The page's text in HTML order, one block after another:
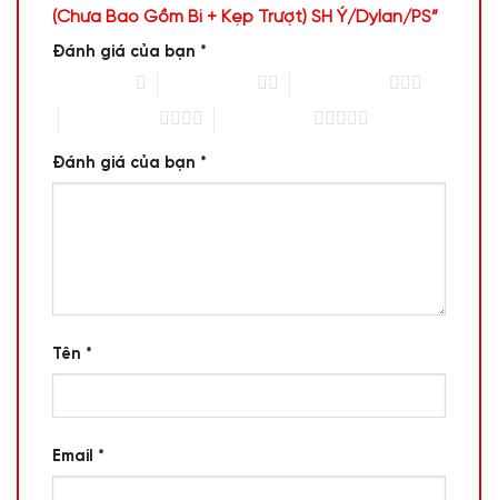
(Chưa Bao Gồm Bi + Kẹp Trượt) SH Ý/Dylan/PS”
Đánh giá của bạn *
Đánh giá của bạn *
Tên *
Email *